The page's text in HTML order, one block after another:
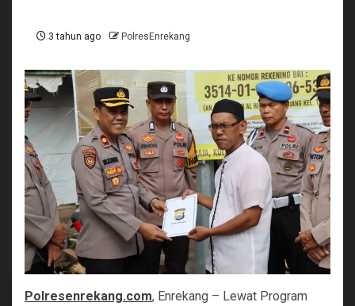
3 tahun ago PolresEnrekang
Polresenrekang.com, Enrekang – Lewat Program